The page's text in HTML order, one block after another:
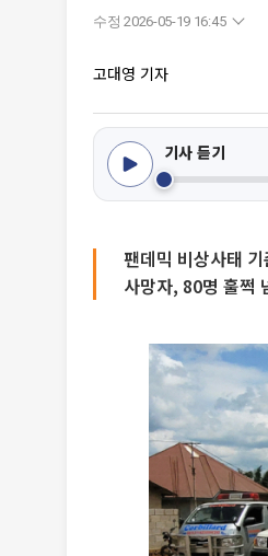
수정 2026-05-19 16:45
고대영 기자
기사 듣기
팬데믹 비상사태
사망자, 80명 훌쩍